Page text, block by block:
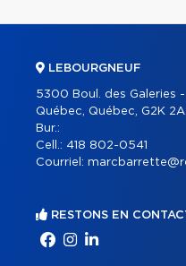
LEBOURGNEUF
5300 Boul. des Galeries -
Québec, Québec, G2K
Bur.:
Cell.: 418 802-0541
Courriel:
RESTONS EN